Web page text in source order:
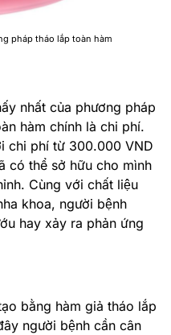
pháp tháo lắp toàn hàm
nhất của phương pháp
hàm chính là chi phí.
chi phí từ 300.000 VND
có thể sở hữu cho mình
Cùng với chất liệu
khoa, người bệnh
hay xảy ra phản ứng
bằng hàm giả tháo lắp
người bệnh cần cân